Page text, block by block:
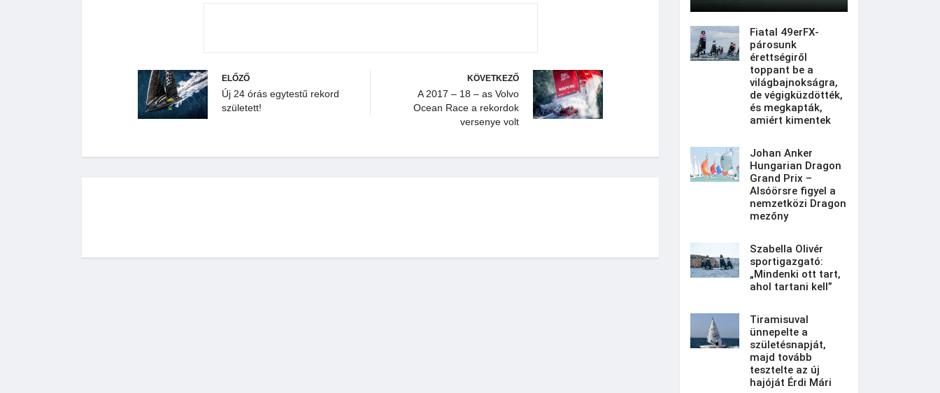
ELŐZŐ
Új 24 órás egytestű rekord
született!
KÖVETKEZŐ
A 2017 – 18 – as Volvo
Ocean Race a rekordok
versenye volt
Fiatal 49erFX-
párosunk
érettségiről
toppant be a
világbajnokságra,
de végigküzdötték,
és megkapták,
amiért kimentek
Johan Anker
Hungarian Dragon
Grand Prix –
Alsóörsre figyel a
nemzetközi Dragon
mezőny
Szabella Olivér
sportigazgató:
„Mindenki ott tart,
ahol tartani kell”
Tiramisuval
ünnepelte a
születésnapját,
majd tovább
tesztelte az új
hajóját Érdi Mári